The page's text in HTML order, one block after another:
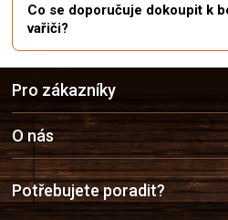
Co se doporučuje dokoupit k
vařiči?
a
t
í
Pro zákazníky
O nás
Potřebujete poradit?